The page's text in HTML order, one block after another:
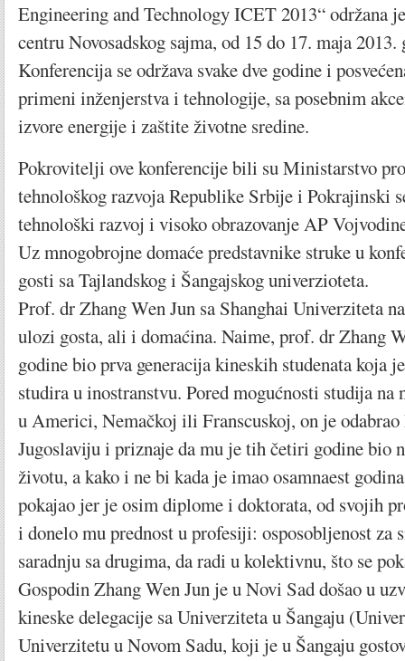
Engineering and Technology ICET 2013“ održana
centru Novosadskog sajma, od 15 do 17. maja 2013.
Konferencija se održava svake dve godine i
primeni inženjerstva i tehnologije, sa posebnim
izvore energije i zaštite životne sredine.
Pokrovitelji ove konferencije bili su Ministarstvo
tehnološkog razvoja Republike Srbije i Pokrajinski
tehnološki razvoj i visoko obrazovanje AP
Uz mnogobrojne domaće predstavnike struke u
gosti sa Tajlandskog i Šangajskog univerzioteta.
Prof. dr Zhang Wen Jun sa Shanghai Univerziteta
ulozi gosta, ali i domaćina. Naime, prof. dr Zhang
godine bio prva generacija kineskih studenata koja
studira u inostranstvu. Pored mogućnosti studija na
u Americi, Nemačkoj ili Franscuskoj, on je
Jugoslaviju i priznaje da mu je tih četiri godine bio
životu, a kako i ne bi kada je imao osamnaest
pokajao jer je osim diplome i doktorata, od svojih
i donelo mu prednost u profesiji: osposobljenost za
saradnju sa drugima, da radi u kolektivnu, što se
Gospodin Zhang Wen Jun je u Novi Sad došao u
kineske delegacije sa Univerziteta u Šangaju
Univerzitetu u Novom Sadu, koji je u Šangaju